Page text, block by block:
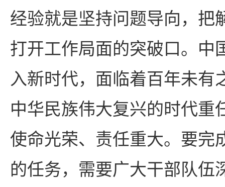
经验就是坚持问题导向，把
打开工作局面的突破口。中
入新时代，面临着百年未有
中华民族伟大复兴的时代重
使命光荣、责任重大。要完
的任务，需要广大干部队伍